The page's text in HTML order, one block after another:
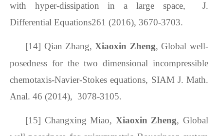
with hyper-dissipation in a large space, J.
Differential Equations261 (2016), 3670-3703.
[14] Qian Zhang, Xiaoxin Zheng, Global well-
posedness for the two dimensional incompressible
chemotaxis-Navier-Stokes equations, SIAM J. Math.
Anal. 46 (2014), 3078-3105.
[15] Changxing Miao, Xiaoxin Zheng, Global